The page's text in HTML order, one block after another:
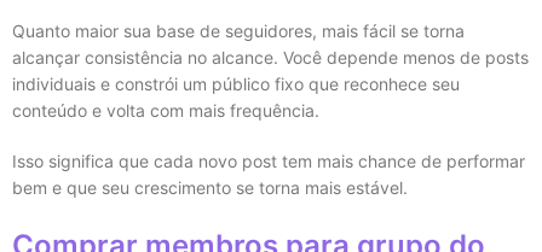
Quanto maior sua base de seguidores, mais fácil se torna
alcançar consistência no alcance. Você depende menos de posts
individuais e constrói um público fixo que reconhece seu
conteúdo e volta com mais frequência.
Isso significa que cada novo post tem mais chance de performar
bem e que seu crescimento se torna mais estável.